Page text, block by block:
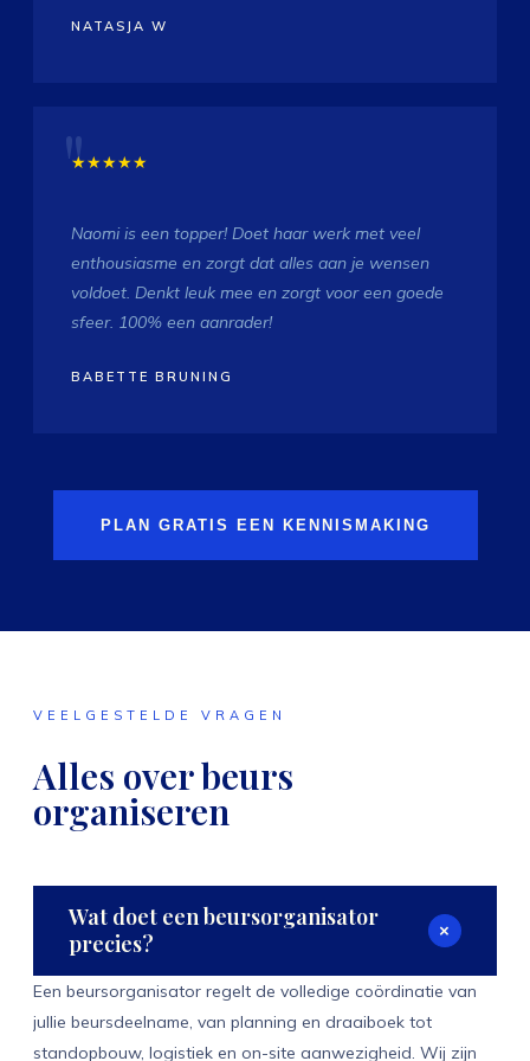
NATASJA W
★★★★★
Naomi is een topper! Doet haar werk met veel
enthousiasme en zorgt dat alles aan je wensen
voldoet. Denkt leuk mee en zorgt voor een goede
sfeer. 100% een aanrader!
BABETTE BRUNING
PLAN GRATIS EEN KENNISMAKING
VEELGESTELDE VRAGEN
Alles over beurs
organiseren
Wat doet een beursorganisator
precies?
+
Een beursorganisator regelt de volledige coördinatie van
jullie beursdeelname, van planning en draaiboek tot
standopbouw, logistiek en on-site aanwezigheid. Wij zijn